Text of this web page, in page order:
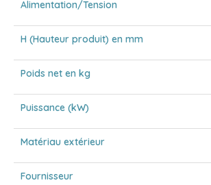
Alimentation/Tension
H (Hauteur produit) en mm
Poids net en kg
Puissance (kW)
Matériau extérieur
Fournisseur